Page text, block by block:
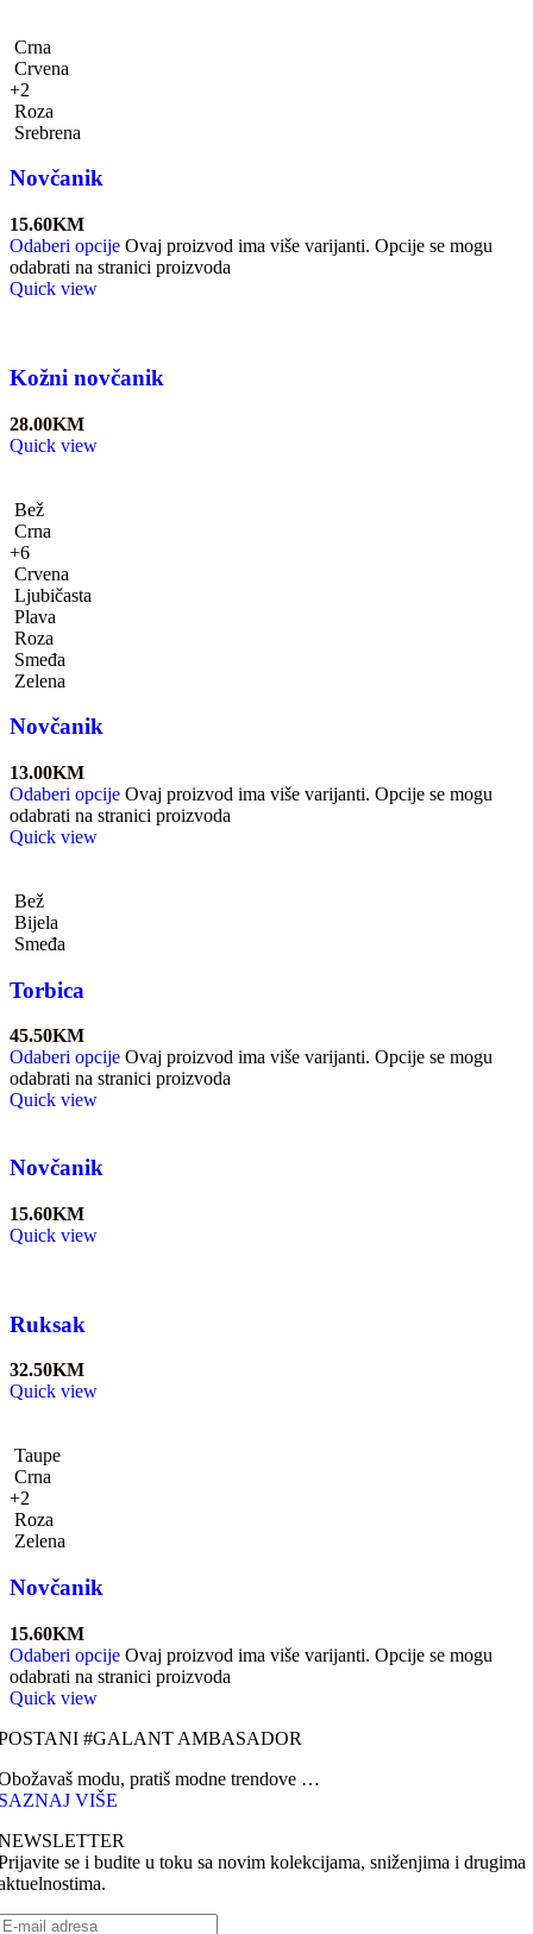
Crna
Crvena
+2
Roza
Srebrena
Novčanik
15.60KM
Odaberi opcije Ovaj proizvod ima više varijanti. Opcije se mogu
odabrati na stranici proizvoda
Quick view
Kožni novčanik
28.00KM
Quick view
Bež
Crna
+6
Crvena
Ljubičasta
Plava
Roza
Smeđa
Zelena
Novčanik
13.00KM
Odaberi opcije Ovaj proizvod ima više varijanti. Opcije se mogu
odabrati na stranici proizvoda
Quick view
Bež
Bijela
Smeđa
Torbica
45.50KM
Odaberi opcije Ovaj proizvod ima više varijanti. Opcije se mogu
odabrati na stranici proizvoda
Quick view
Novčanik
15.60KM
Quick view
Ruksak
32.50KM
Quick view
Taupe
Crna
+2
Roza
Zelena
Novčanik
15.60KM
Odaberi opcije Ovaj proizvod ima više varijanti. Opcije se mogu
odabrati na stranici proizvoda
Quick view
#GALANT AMBASADOR
modu, pratiš modne trendove …
VIŠE
se i budite u toku sa novim kolekcijama, sniženjima i drugima